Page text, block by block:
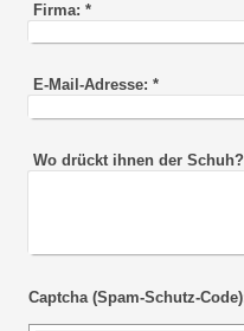
Firma: *
E-Mail-Adresse: *
Wo drückt ihnen der Schuh?